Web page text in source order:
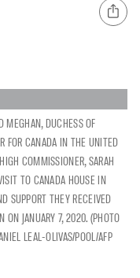
MEGHAN, DUCHESS OF
FOR CANADA IN THE UNITED
COMMISSIONER, SARAH
TO CANADA HOUSE IN
SUPPORT THEY RECEIVED
ON JANUARY 7, 2020. (PHOTO
LEAL-OLIVAS/POOL/AFP